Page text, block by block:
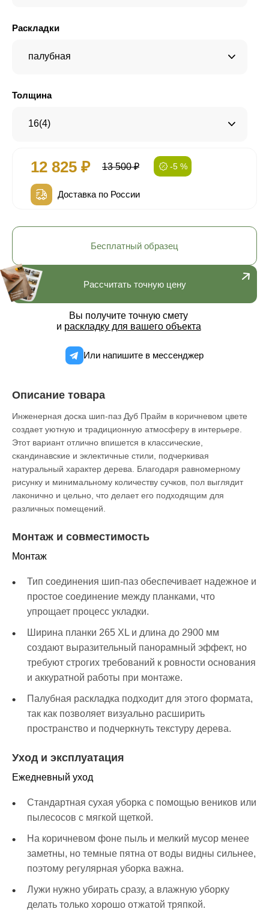
Раскладки
палубная
Толщина
16(4)
12 825 ₽ 13 500 ₽ -5 %
Доставка по России
Рассчитать точную цену
Вы получите точную смету
и раскладку для вашего объекта
Или напишите в мессенджер
Бесплатный образец
Описание товара
Инженерная доска шип-паз Дуб Прайм в коричневом цвете
создает уютную и традиционную атмосферу в интерьере.
Этот вариант отлично впишется в классические,
скандинавские и эклектичные стили, подчеркивая
натуральный характер дерева. Благодаря равномерному
рисунку и минимальному количеству сучков, пол выглядит
лаконично и цельно, что делает его подходящим для
различных помещений.
Монтаж и совместимость
Монтаж
Тип соединения шип-паз обеспечивает надежное и
простое соединение между планками, что
упрощает процесс укладки.
Ширина планки 265 XL и длина до 2900 мм
создают выразительный панорамный эффект, но
требуют строгих требований к ровности основания
и аккуратной работы при монтаже.
Палубная раскладка подходит для этого формата,
так как позволяет визуально расширить
пространство и подчеркнуть текстуру дерева.
Уход и эксплуатация
Ежедневный уход
Стандартная сухая уборка с помощью веников или
пылесосов с мягкой щеткой.
На коричневом фоне пыль и мелкий мусор менее
заметны, но темные пятна от воды видны сильнее,
поэтому регулярная уборка важна.
Лужи нужно убирать сразу, а влажную уборку
делать только хорошо отжатой тряпкой.